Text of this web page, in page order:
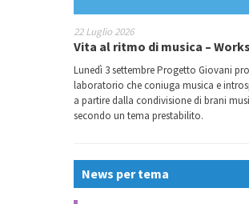
22 Luglio 2026
Vita al ritmo di musica –
Lunedì 3 settembre Progetto Giovani
laboratorio che coniuga musica e
a partire dalla condivisione di brani
secondo un tema prestabilito.
News per tema